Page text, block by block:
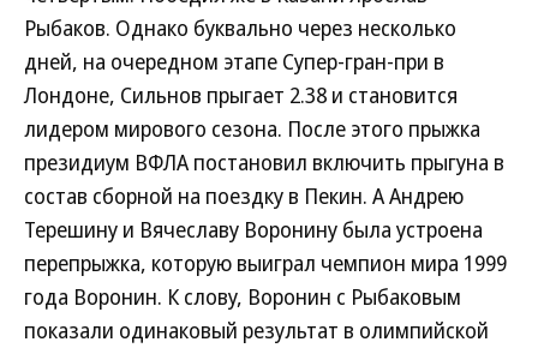
Рыбаков. Однако буквально через несколько
дней, на очередном этапе Супер-гран-при в
Лондоне, Сильнов прыгает 2.38 и становится
лидером мирового сезона. После этого прыжка
президиум ВФЛА постановил включить прыгуна в
состав сборной на поездку в Пекин. А Андрею
Терешину и Вячеславу Воронину была устроена
перепрыжка, которую выиграл чемпион мира 1999
года Воронин. К слову, Воронин с Рыбаковым
показали одинаковый результат в олимпийской